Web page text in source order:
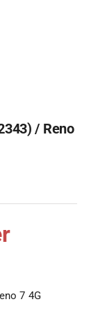
/ Reno
7 4G